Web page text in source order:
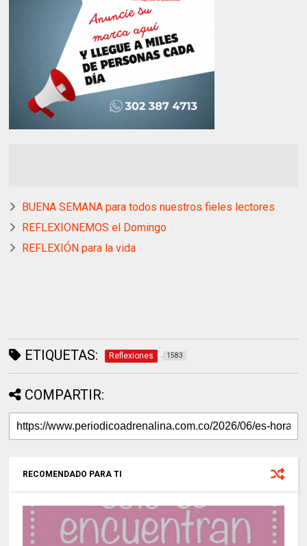
BUENA SEMANA para todos nuestros fieles lectores
REFLEXIONEMOS el Domingo
REFLEXIÓN para la vida
ETIQUETAS: Reflexiones 1583
COMPARTIR:
RECOMENDADO PARA TI